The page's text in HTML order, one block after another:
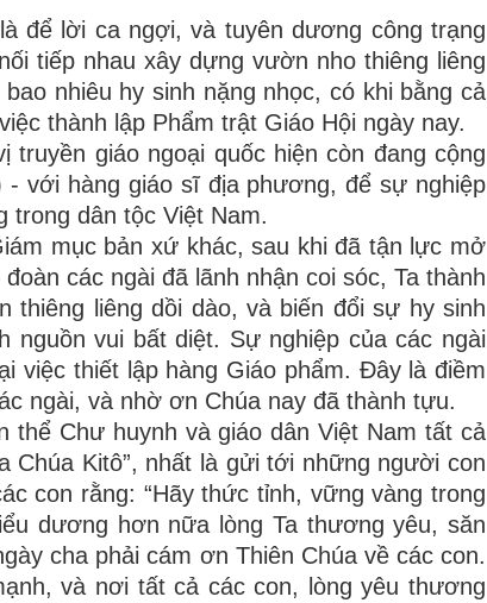
để lời ca ngợi, và tuyên dương công trạng
tiếp nhau xây dựng vườn nho thiêng liêng
nhiêu hy sinh nặng nhọc, có khi bằng cả
thành lập Phẩm trật Giáo Hội ngày nay.
giáo ngoại quốc hiện còn đang cộng
- với hàng giáo sĩ địa phương, để sự nghiệp
trong dân tộc Việt Nam.
mục bản xứ khác, sau khi đã tận lực mở
các ngài đã lãnh nhận coi sóc, Ta thành
thiêng liêng dồi dào, và biến đổi sự hy sinh
vui bất diệt. Sự nghiệp của các ngài
việc thiết lập hàng Giáo phẩm. Đây là điềm
ngài, và nhờ ơn Chúa nay đã thành tựu.
Chư huynh và giáo dân Việt Nam tất cả
Kitô”, nhất là gửi tới những người con
con rằng: “Hãy thức tỉnh, vững vàng trong
dương hơn nữa lòng Ta thương yêu, săn
cha phải cám ơn Thiên Chúa về các con.
và nơi tất cả các con, lòng yêu thương